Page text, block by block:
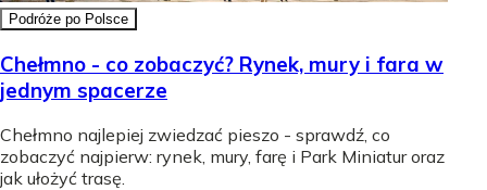
Podróże po Polsce
Chełmno - co zobaczyć? Rynek, mury i fara w
jednym spacerze
Chełmno najlepiej zwiedzać pieszo - sprawdź, co
zobaczyć najpierw: rynek, mury, farę i Park Miniatur oraz
jak ułożyć trasę.